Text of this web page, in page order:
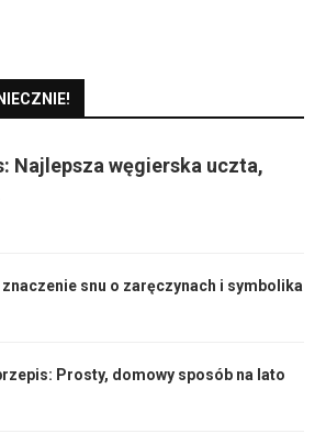
Najlepsza węgierska uczta,
snu o zaręczynach i symbolika
Prosty, domowy sposób na lato